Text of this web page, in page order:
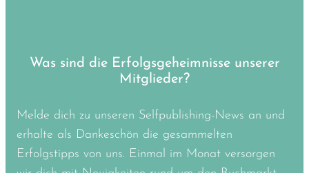
Was sind die Erfolgsgeheimnisse unserer
Mitglieder?
Melde dich zu unseren Selfpublishing-News an und
erhalte als Dankeschön die gesammelten
Erfolgstipps von uns. Einmal im Monat versorgen